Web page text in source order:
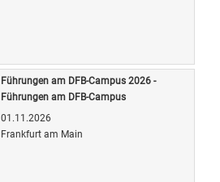
Führungen am DFB-Campus 2026 -
Führungen am DFB-Campus
01.11.2026
Frankfurt am Main